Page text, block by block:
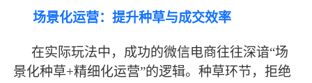
场景化运营：提升种草与成交效率
在实际玩法中，成功的微信电商往往深谙“场
景化种草+精细化运营”的逻辑。种草环节，拒绝